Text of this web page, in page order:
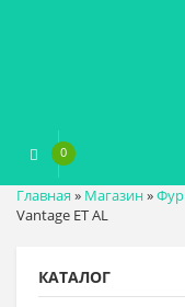
0
Главная » Магазин»
Vantage ET AL
КАТАЛОГ